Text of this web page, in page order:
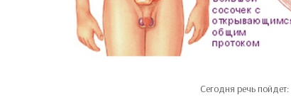
Сегодня речь пойдет: